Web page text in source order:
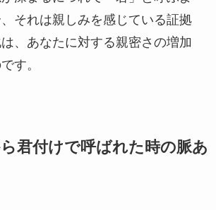
それは親しみを感じている証拠
、あなたに対する親密さの増加
す。
君付けで呼ばれた時の脈あ